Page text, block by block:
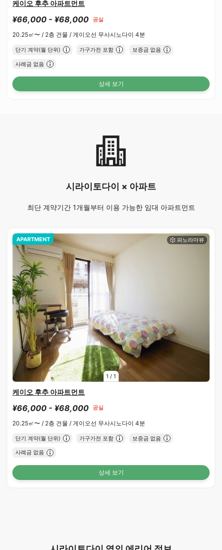
케이오 후추 아파트먼트
¥66,000 - ¥68,000 공실
20.25㎡〜 / 2층 건물 / 게이오선 무사시노다이 4분
단기 계약(월 단위) 가구가전 포함 보증금 없음
사례금 없음
상세 보기
시라이토다이 × 아파트
최단 계약기간 1개월부터 이용 가능한 임대 아파트먼트
1 / 1
APARTMENT
케이오 후추 아파트먼트
¥66,000 - ¥68,000 공실
20.25㎡〜 / 2층 건물 / 게이오선 무사시노다이 4분
단기 계약(월 단위) 가구가전 포함 보증금 없음
사례금 없음
상세 보기